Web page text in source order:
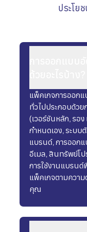
ประโย
แพ็คเกจการออก
ทั่วไปประกอบด้ว
(เวอร์ชันหลัก, รอ
กำหนดเอง, ระบบ
แบรนด์, การออก
อีเมล, สินทรัพย์โป
การใช้งานแบรนด์
แพ็คเกจตามความ
คุณ